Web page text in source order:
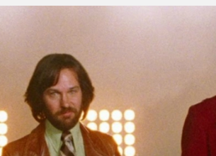
TÉMATA
RECENZE
EPIZODY
KULT
TRAILERY
GALERIE
DISKUZE
STATISTIKY
TIRÁŽ